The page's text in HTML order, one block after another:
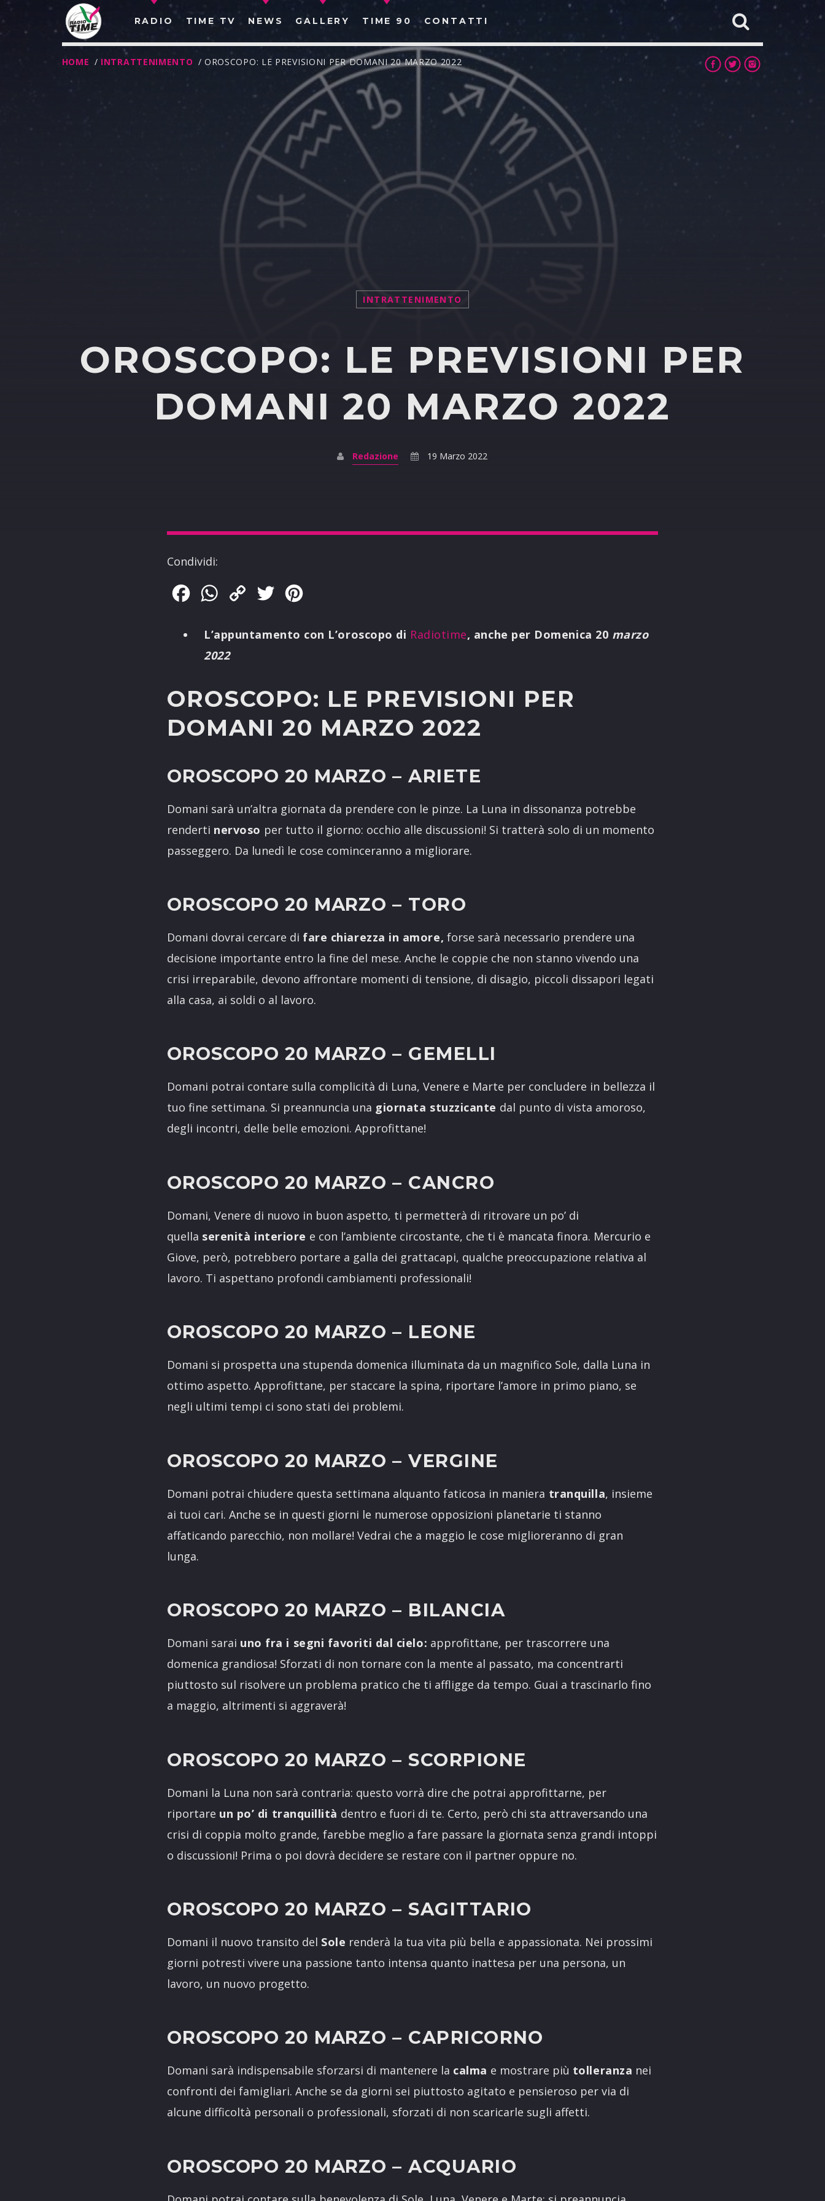
RADIO TIME TV NEWS GALLERY TIME 90 CONTATTI
CERCA NEL SITO WEB:
HOME / INTRATTENIMENTO / OROSCOPO: LE PREVISIONI PER DOMANI 20 MARZO 2022
INTRATTENIMENTO
OROSCOPO: LE PREVISIONI PER
DOMANI 20 MARZO 2022
Redazione 19 Marzo 2022
Condividi:
FacebookWhatsApp
Copy
Twitter
L’appuntamento con L’oroscopo di Radiotime, anche per Domenica 20 marzo
2022
OROSCOPO: LE PREVISIONI PER
DOMANI 20 MARZO 2022
OROSCOPO 20 MARZO – ARIETE
Domani sarà un’altra giornata da prendere con le pinze. La Luna in dissonanza potrebbe
renderti nervoso per tutto il giorno: occhio alle discussioni! Si tratterà solo di un momento
passeggero. Da lunedì le cose cominceranno a migliorare.
OROSCOPO 20 MARZO – TORO
Domani dovrai cercare di fare chiarezza in amore, forse sarà necessario prendere una
decisione importante entro la fine del mese. Anche le coppie che non stanno vivendo una
crisi irreparabile, devono affrontare momenti di tensione, di disagio, piccoli dissapori legati
alla casa, ai soldi o al lavoro.
OROSCOPO 20 MARZO – GEMELLI
Domani potrai contare sulla complicità di Luna, Venere e Marte per concludere in bellezza il
tuo fine settimana. Si preannuncia una giornata stuzzicante dal punto di vista amoroso,
degli incontri, delle belle emozioni. Approfittane!
OROSCOPO 20 MARZO – CANCRO
Domani, Venere di nuovo in buon aspetto, ti permetterà di ritrovare un po’ di
quella serenità interiore e con l’ambiente circostante, che ti è mancata finora. Mercurio e
Giove, però, potrebbero portare a galla dei grattacapi, qualche preoccupazione relativa al
lavoro. Ti aspettano profondi cambiamenti professionali!
OROSCOPO 20 MARZO – LEONE
Domani si prospetta una stupenda domenica illuminata da un magnifico Sole, dalla Luna in
ottimo aspetto. Approfittane, per staccare la spina, riportare l’amore in primo piano, se
negli ultimi tempi ci sono stati dei problemi.
OROSCOPO 20 MARZO – VERGINE
Domani potrai chiudere questa settimana alquanto faticosa in maniera tranquilla, insieme
ai tuoi cari. Anche se in questi giorni le numerose opposizioni planetarie ti stanno
affaticando parecchio, non mollare! Vedrai che a maggio le cose miglioreranno di gran
lunga.
OROSCOPO 20 MARZO – BILANCIA
Domani sarai uno fra i segni favoriti dal cielo: approfittane, per trascorrere una
domenica grandiosa! Sforzati di non tornare con la mente al passato, ma concentrarti
piuttosto sul risolvere un problema pratico che ti affligge da tempo. Guai a trascinarlo fino
a maggio, altrimenti si aggraverà!
OROSCOPO 20 MARZO – SCORPIONE
Domani la Luna non sarà contraria: questo vorrà dire che potrai approfittarne, per
riportare un po’ di tranquillità dentro e fuori di te. Certo, però chi sta attraversando una
crisi di coppia molto grande, farebbe meglio a fare passare la giornata senza grandi intoppi
o discussioni! Prima o poi dovrà decidere se restare con il partner oppure no.
OROSCOPO 20 MARZO – SAGITTARIO
Domani il nuovo transito del Sole renderà la tua vita più bella e appassionata. Nei prossimi
giorni potresti vivere una passione tanto intensa quanto inattesa per una persona, un
lavoro, un nuovo progetto.
OROSCOPO 20 MARZO – CAPRICORNO
Domani sarà indispensabile sforzarsi di mantenere la calma e mostrare più tolleranza nei
confronti dei famigliari. Anche se da giorni sei piuttosto agitato e pensieroso per via di
alcune difficoltà personali o professionali, sforzati di non scaricarle sugli affetti.
OROSCOPO 20 MARZO – ACQUARIO